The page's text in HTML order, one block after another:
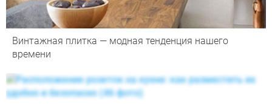
Винтажная плитка — модная тенденция нашего
времени